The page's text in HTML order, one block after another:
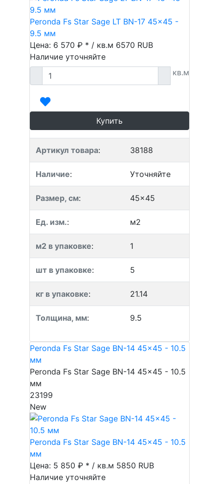
Peronda Fs Star Sage LT BN-17 45x45 -
9.5 мм
Цена: 6 570 ₽ * / кв.м 6570 RUB
Наличие уточняйте
кв.м
Купить
Артикул товара: 38188
Наличие: Уточняйте
Размер, см: 45x45
Ед. изм.: м2
м2 в упаковке: 1
шт в упаковке: 5
кг в упаковке: 21.14
Толщина, мм: 9.5
Peronda Fs Star Sage BN-14 45x45 - 10.5
мм
Peronda Fs Star Sage BN-14 45x45 - 10.5
мм
23199
New
Peronda Fs Star Sage BN-14 45x45 - 10.5
мм
Цена: 5 850 ₽ * / кв.м 5850 RUB
Наличие уточняйте